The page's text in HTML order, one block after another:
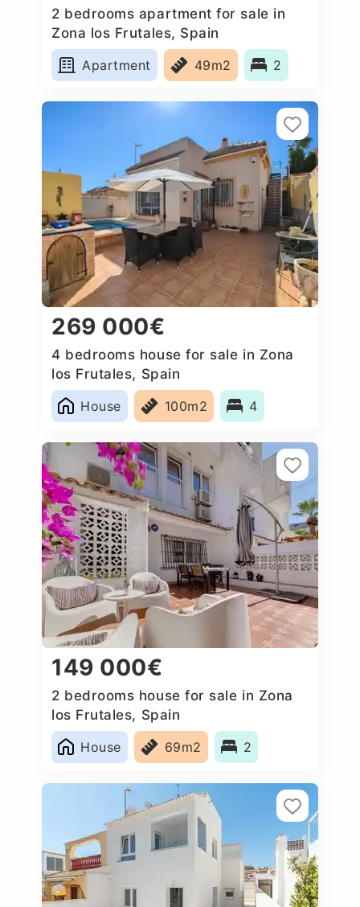
2 bedrooms apartment for sale in
Zona los Frutales, Spain
Apartment
49m2 2
269 000€
4 bedrooms house for sale in Zona
los Frutales, Spain
House
100m2 4
149 000€
2 bedrooms house for sale in Zona
los Frutales, Spain
House
69m2 2